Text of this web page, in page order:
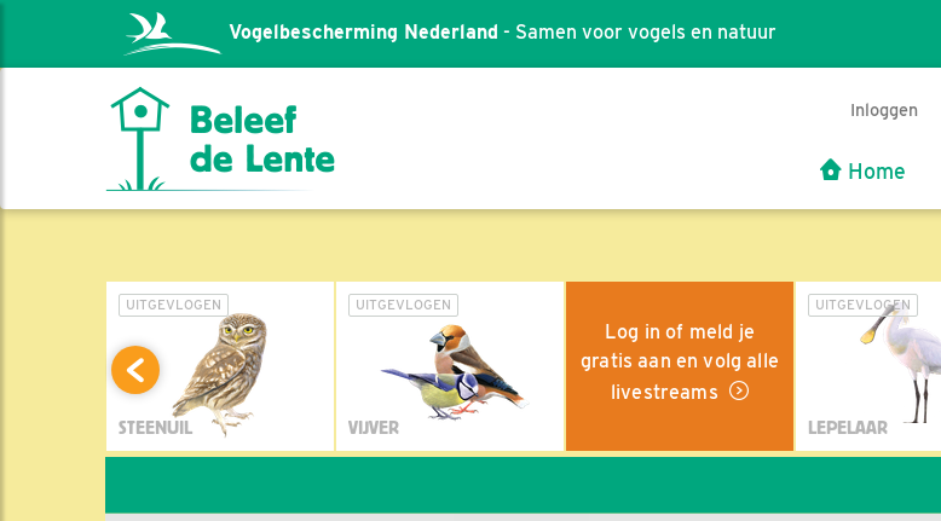
Vogelbescherming Nederland - Samen voor vogels en natuur
Inloggen
Home
UITGEVLOGEN
STEENUIL
UITGEVLOGEN
VIJVER
Log in of meld je
gratis aan en volg alle
livestreams
UITGEVLOGEN
LEPELAAR